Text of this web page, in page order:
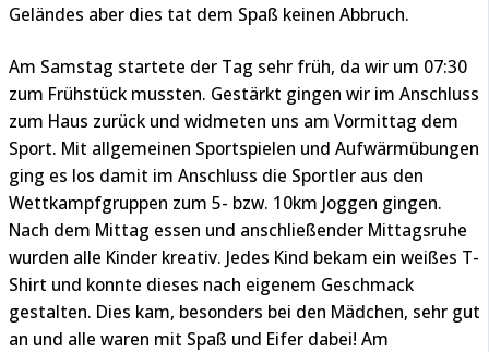
Geländes aber dies tat dem Spaß keinen Abbruch.
Am Samstag startete der Tag sehr früh, da wir um 07:30
zum Frühstück mussten. Gestärkt gingen wir im Anschluss
zum Haus zurück und widmeten uns am Vormittag dem
Sport. Mit allgemeinen Sportspielen und Aufwärmübungen
ging es los damit im Anschluss die Sportler aus den
Wettkampfgruppen zum 5- bzw. 10km Joggen gingen.
Nach dem Mittag essen und anschließender Mittagsruhe
wurden alle Kinder kreativ. Jedes Kind bekam ein weißes T-
Shirt und konnte dieses nach eigenem Geschmack
gestalten. Dies kam, besonders bei den Mädchen, sehr gut
an und alle waren mit Spaß und Eifer dabei! Am